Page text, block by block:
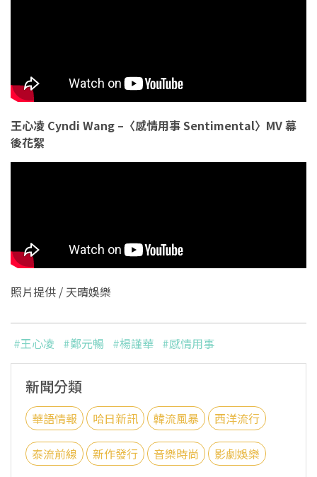
王心凌 Cyndi Wang –〈感情用事 Sentimental〉MV 幕
後花絮
照片提供 / 天晴娛樂
#王心凌 #鄭元暢 #楊謹華 #感情用事
新聞分類
華語情報 哈日新訊 韓流風暴 西洋流行
泰流前線 新作發行 音樂時尚 影劇娛樂